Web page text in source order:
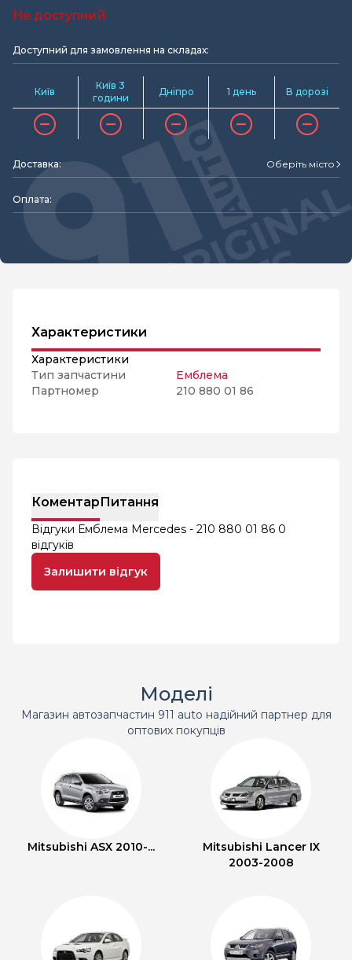
Не доступний
Доступний для замовлення на складах:
Київ
Київ 3
години
Дніпро 1 день В дорозі
Доставка: Оберіть місто
Оплата:
Характеристики
Характеристики
Тип запчастини
Емблема
Партномер
210 880 01 86
КоментарПитання
Відгуки Емблема Mercedes - 210 880 01 86 0
відгуків
Залишити відгук
Моделі
Магазин автозапчастин 911 auto надійний партнер для
оптових покупців
Mitsubishi ASX 2010-...
Mitsubishi Lancer IX
2003-2008